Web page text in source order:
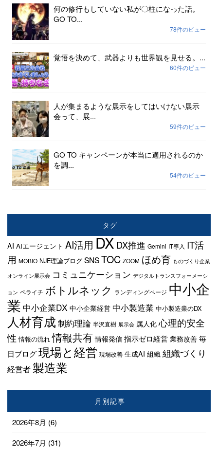
何の修行もしていない私が〇柱になった話。
GO TO...
78件のビュー
覚悟を決めて、武器よりも世界観を見せる。...
60件のビュー
人が集まるような展示をしてはいけない展示
会って、展...
59件のビュー
GO TO キャンペーンが本当に適用されるのか
を調...
54件のビュー
タグ
AI AIエージェント AI活用 DXDX推進 Gemini IT導入 IT活
用 MOBIO NJE理論ブログ SNSTOC ZOOM ほめ育 ものづくり企業
オンライン展示会 コミュニケーション デジタルトランスフォーメーシ
ョン ペライチ ボトルネック ランディングページ 中小企
業 中小企業DX 中小企業経営 中小製造業 中小製造業のDX
人材育成 制約理論 半沢直樹 展示会 属人化 心理的安全
性 情報の流れ 情報共有 情報発信 指示ゼロ経営 業務改善 毎
日ブログ現場と経営 現場改善 生成AI 組織 組織づくり
経営者 製造業
月別記事
2026年8月 (6)
2026年7月 (31)